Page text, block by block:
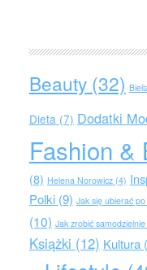
Beauty(32)
Dieta(7) Dodatki
Fashion &
(8) Helena Norowicz(4)
Polki(9) Jak się ubierać
(10) Jak zrobić samodzielnie
Książki (12) Kultura